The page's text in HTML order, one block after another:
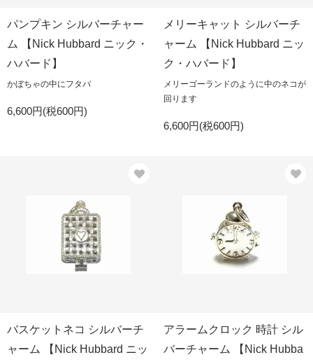
パンプキン シルバーチャー
ム 【Nick Hubbard ニック・
ハバード】
かぼちゃの中にフタバ
6,600円(税600円)
メリーキャット シルバーチ
ャーム 【Nick Hubbard ニッ
ク・ハバード】
メリーゴーランドのように中のネコが
回ります
6,600円(税600円)
バスケットネコ シルバーチ
ャーム 【Nick Hubbard ニッ
アラームクロック 時計 シル
バーチャーム 【Nick Hubba